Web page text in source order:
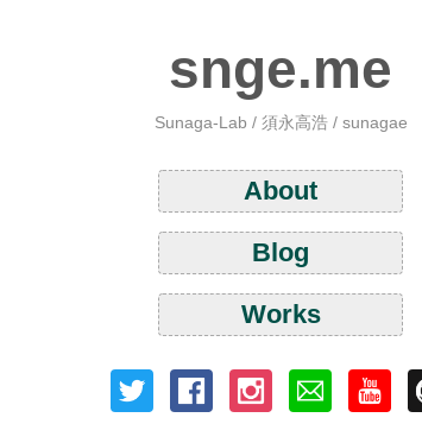
snge.me
Sunaga-Lab / 須永高浩 / sunagae
About
Blog
Works